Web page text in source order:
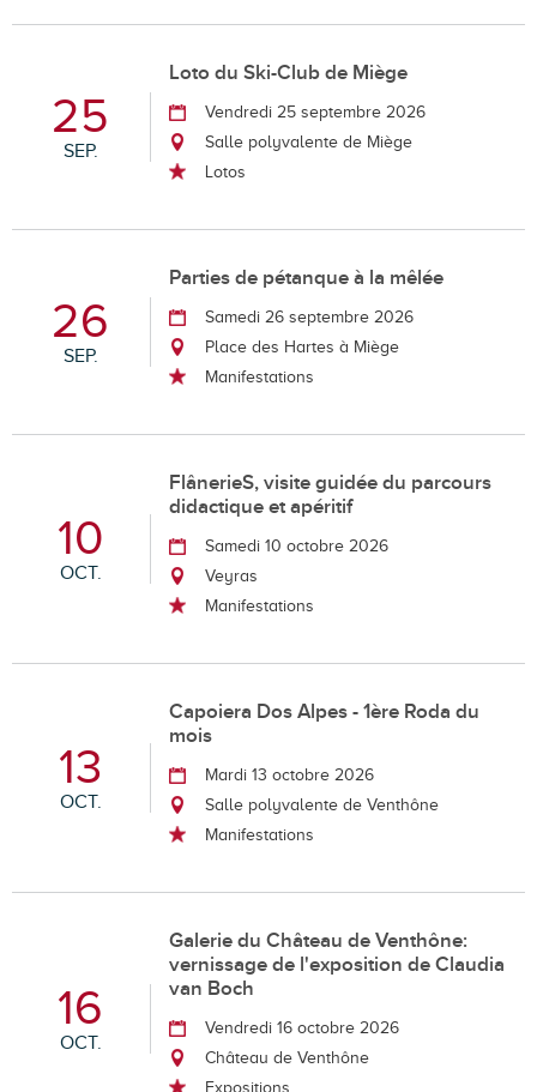
25
SEP.
Loto du Ski-Club de Miège
Vendredi 25 septembre 2026
Salle polyvalente de Miège
Lotos
26
SEP.
Parties de pétanque à la mêlée
Samedi 26 septembre 2026
Place des Hartes à Miège
Manifestations
10
OCT.
FlânerieS, visite guidée du parcours
didactique et apéritif
Samedi 10 octobre 2026
Veyras
Manifestations
13
OCT.
Capoiera Dos Alpes - 1ère Roda du
mois
Mardi 13 octobre 2026
Salle polyvalente de Venthône
Manifestations
16
OCT.
Galerie du Château de Venthône:
vernissage de l'exposition de Claudia
van Boch
Vendredi 16 octobre 2026
Château de Venthône
Expositions